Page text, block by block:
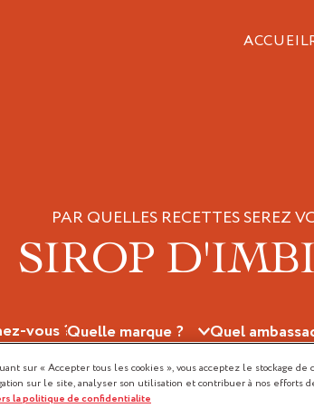
ACCUEIL
PAR QUELLES RECETTES SEREZ
SIROP
sur « Accepter tous les cookies », vous acceptez le stockage
sur le site, analyser son utilisation et contribuer à nos efforts
la politique de confidentialite